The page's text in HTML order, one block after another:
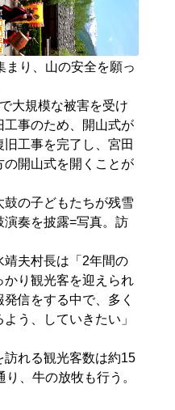
まり、山の安全を願っ
大規模な被害を受け
工事のため、開山式が
工事を完了し、宮田
開山式を開くことが
の子どもたちが残雪
演奏を披露=写真。訪
夫村長は「2年間の
かり観光客を迎えられ
信をする中で、多く
う、していきたい」
れる観光客数は約15
、牛の放牧も行う。